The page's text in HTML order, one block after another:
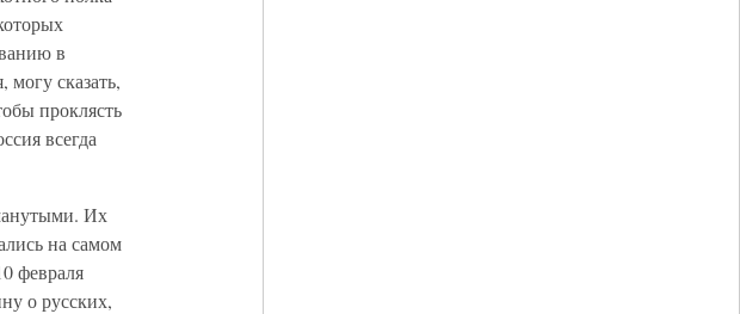
в
сказать,
проклясть
всегда
Их
на самом
февраля
о русских,